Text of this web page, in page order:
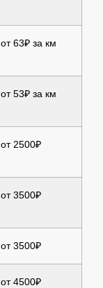
от 63₽ за км
от 53₽ за км
от 2500₽
от 3500₽
от 3500₽
от 4500₽